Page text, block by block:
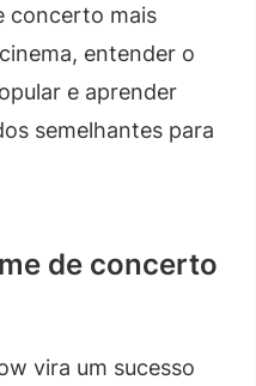
concerto mais
entender o
e aprender
semelhantes para
de concerto
vira um sucesso